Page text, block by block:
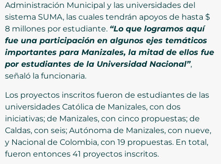
Administración Municipal y las universidades del
sistema SUMA, las cuales tendrán apoyos de hasta $
8 millones por estudiante. “Lo que logramos aquí
fue una participación en algunos ejes temáticos
importantes para Manizales, la mitad de ellos fue
por estudiantes de la Universidad Nacional”,
señaló la funcionaria.
Los proyectos inscritos fueron de estudiantes de las
universidades Católica de Manizales, con dos
iniciativas; de Manizales, con cinco propuestas; de
Caldas, con seis; Autónoma de Manizales, con nueve,
y Nacional de Colombia, con 19 propuestas. En total,
fueron entonces 41 proyectos inscritos.